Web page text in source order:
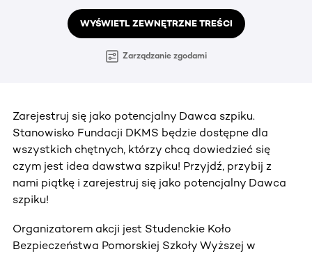
WYŚWIETL ZEWNĘTRZNE TREŚCI
Zarządzanie zgodami
Zarejestruj się jako potencjalny Dawca szpiku.
Stanowisko Fundacji DKMS będzie dostępne dla
wszystkich chętnych, którzy chcą dowiedzieć się
czym jest idea dawstwa szpiku! Przyjdź, przybij z
nami piątkę i zarejestruj się jako potencjalny Dawca
szpiku!
Organizatorem akcji jest Studenckie Koło
Bezpieczeństwa Pomorskiej Szkoły Wyższej w